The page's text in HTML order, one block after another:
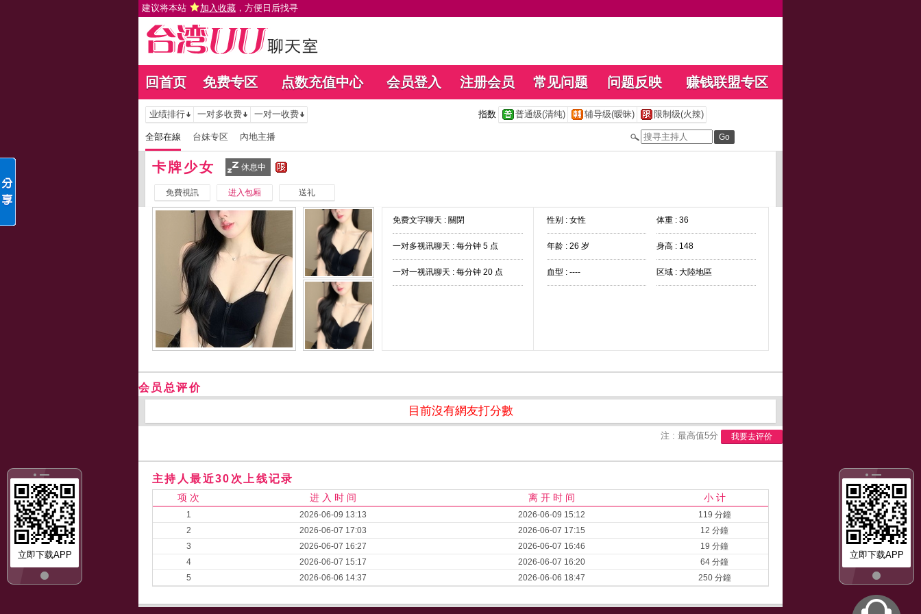
建议将本站 加入收藏 ，方便日后找寻
回首页 免费专区 点数充值中心 会员登入 注册会员 常见问题 问题反映 赚钱联盟专区
立即下载APP
立即下载APP
业绩排行 一对多收费 一对一收费 指数 普通级(清纯) 辅导级(暧昧) 限制级(火辣)
全部在線 台妹专区 內地主播
卡牌少女 休息中
免費視訊 进入包厢 送礼
免费文字聊天 : 關閉
一对多视讯聊天 : 每分钟 5 点
一对一视讯聊天 : 每分钟 20 点
性别 : 女性 体重 : 36
年龄 : 26 岁 身高 : 148
血型 : ---- 区域 : 大陸地區
会员总评价
目前沒有網友打分數
注 : 最高值5分 我要去评价
主持人最近30次上线记录
项 次 进 入 时 间 离 开 时 间 小 计
1 2026-06-09 13:13 2026-06-09 15:12
119 分鐘
2
2026-06-07 17:03 2026-06-07 17:15
12 分鐘
3
2026-06-07 16:27 2026-06-07 16:46
19 分鐘
4
2026-06-07 15:17 2026-06-07 16:20
64 分鐘
5
2026-06-06 14:37 2026-06-06 18:47 250 分鐘